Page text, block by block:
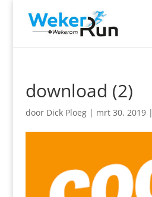
download (2)
door Dick Ploeg| mrt 30, 2019|